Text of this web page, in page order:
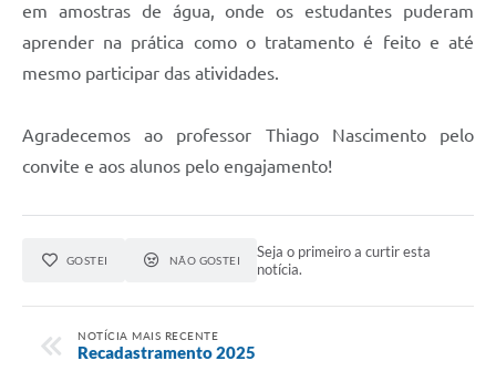
em amostras de água, onde os estudantes puderam
aprender na prática como o tratamento é feito e até
mesmo participar das atividades.
Agradecemos ao professor Thiago Nascimento pelo
convite e aos alunos pelo engajamento!
GOSTEI NÃO GOSTEI
Seja o primeiro a curtir esta
notícia.
NOTÍCIA MAIS RECENTE
Recadastramento 2025